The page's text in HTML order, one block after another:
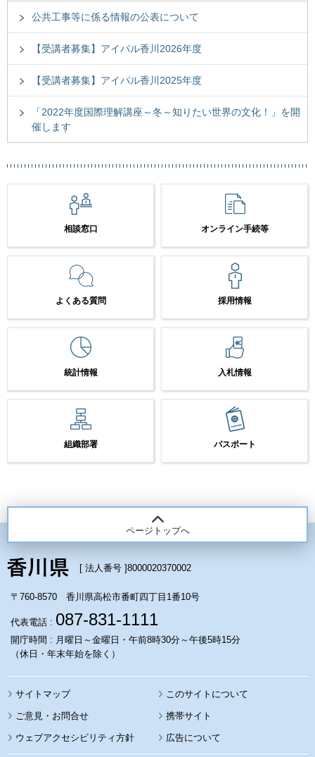
公共工事等に係る情報の公表について
【受講者募集】アイパル香川2026年度
【受講者募集】アイパル香川2025年度
「2022年度国際理解講座～冬～知りたい世界の文化！」を開
催します
相談窓口 オンライン手続等
よくある質問 採用情報
統計情報 入札情報
組織部署 パスポート
ページトップへ
[ 法人番号 ]8000020370002
〒760-8570 香川県高松市番町四丁目1番10号
代表電話 : 087-831-1111
開庁時間 : 月曜日～金曜日・午前8時30分～午後5時15分
（休日・年末年始を除く）
サイトマップ このサイトについて
携帯サイト
ウェブアクセシビリティ方針 広告について